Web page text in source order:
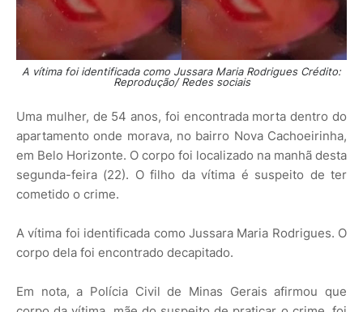
A vítima foi identificada como Jussara Maria Rodrigues Crédito:
Reprodução/ Redes sociais
Uma mulher, de 54 anos, foi encontrada morta dentro do
apartamento onde morava, no bairro Nova Cachoeirinha,
em Belo Horizonte. O corpo foi localizado na manhã desta
segunda-feira (22). O filho da vítima é suspeito de ter
cometido o crime.
A vítima foi identificada como Jussara Maria Rodrigues. O
corpo dela foi encontrado decapitado.
Em nota, a Polícia Civil de Minas Gerais afirmou que